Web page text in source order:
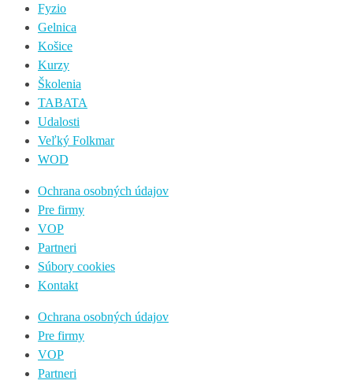
Fyzio
Gelnica
Košice
Kurzy
Školenia
TABATA
Udalosti
Veľký Folkmar
WOD
Ochrana osobných údajov
Pre firmy
VOP
Partneri
Súbory cookies
Kontakt
Ochrana osobných údajov
Pre firmy
VOP
Partneri